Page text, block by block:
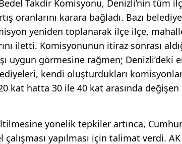
Takdir Komisyonu, Denizli’nin tüm
oranlarını karara bağladı. Bazı
yeniden toplanarak ilçe ilçe,
iletti. Komisyonunun itiraz sonrası
uygun görmesine rağmen; Denizli’deki
kendi oluşturdukları
kat hatta 30 ile 40 kat arasında değişen
yönelik tepkiler artınca,
yapılması için talimat verdi. AK